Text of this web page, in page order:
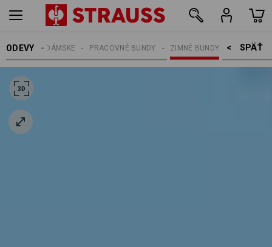
ODEVY SPÄŤ    >
ZIMNÉ BUNDY
PRACOVNÉ BUNDY
DÁMSKE